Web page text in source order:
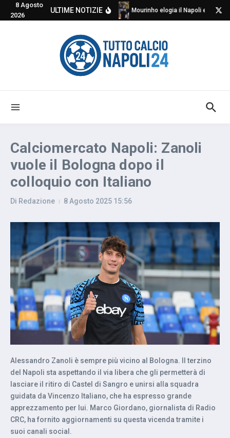
Salta al contenuto
8 Agosto
2026
ULTIME NOTIZIE Mourinho elogia il Napoli e critica
Calciomercato Napoli: Zanoli
vuole il Bologna dopo il
colloquio con Italiano
Di Redazione 8 Agosto 2025 15:56
Alessandro Zanoli è sempre più vicino al Bologna. Il terzino
del Napoli sta aspettando il via libera che gli permetterà di
lasciare il ritiro di Castel di Sangro e unirsi alla squadra
guidata da Vincenzo Italiano, che ha espresso grande
apprezzamento per lui. Marco Giordano, giornalista di Radio
CRC, ha fornito aggiornamenti su questa vicenda tramite i
suoi canali social.